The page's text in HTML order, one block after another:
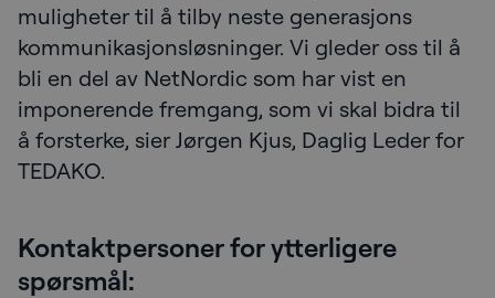
muligheter til å tilby neste generasjons
kommunikasjonsløsninger. Vi gleder oss til å
bli en del av NetNordic som har vist en
imponerende fremgang, som vi skal bidra til
å forsterke, sier Jørgen Kjus, Daglig Leder for
TEDAKO.
Kontaktpersoner for ytterligere
spørsmål: